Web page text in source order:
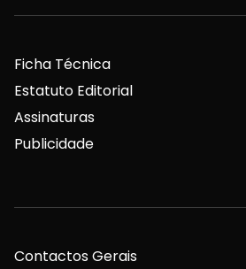
Ficha Técnica
Estatuto Editorial
Assinaturas
Publicidade
Contactos Gerais